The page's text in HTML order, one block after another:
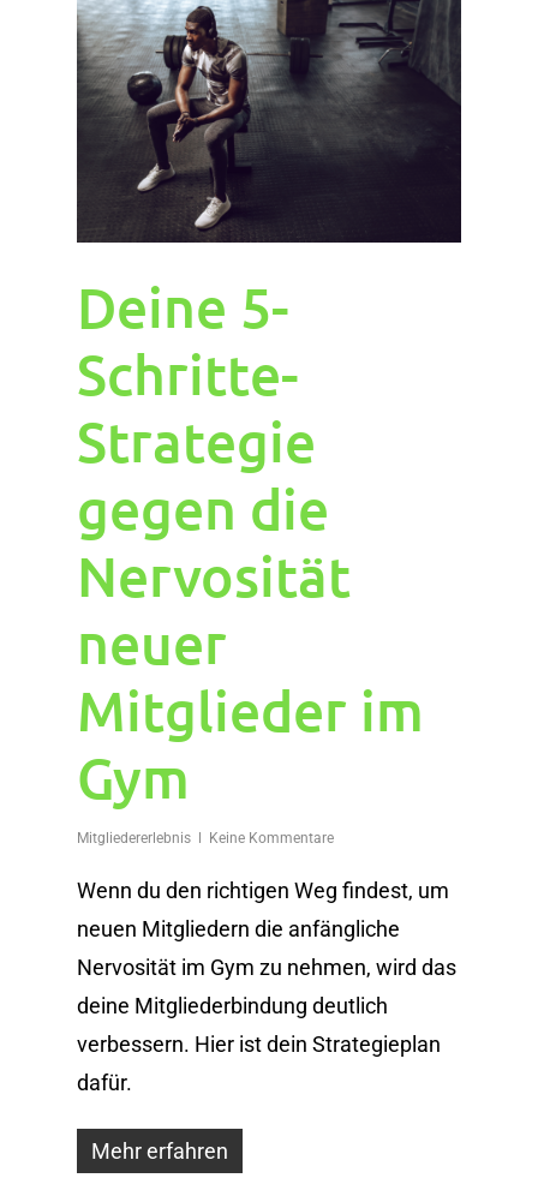
Deine 5-
Schritte-
Strategie
gegen die
Nervosität
neuer
Mitglieder im
Gym
Mitgliedererlebnis Keine Kommentare
Wenn du den richtigen Weg findest, um
neuen Mitgliedern die anfängliche
Nervosität im Gym zu nehmen, wird das
deine Mitgliederbindung deutlich
verbessern. Hier ist dein Strategieplan
dafür.
Mehr erfahren